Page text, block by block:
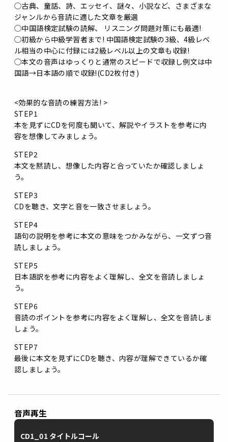
◯古典、童話、詩、エッセイ、謎々、小説など、さまざまな
ジャンルから音読に適した文章を厳選
◯中国語検定試験の読解、 リスニング問題対策にも最適!
◯初級から中級学習者まで! 中国語検定試験の3級、4級レベ
ル相当の中心に付録には2級レベル以上の文章も収録!
◯本文の音声はゆっくりと通常のスピードで収録し例文は中
国語→日本語の順で収録!(CD2枚付き)
<効果的な音読の練習方法! >
STEP1
本を見ずにCDを何度も聞いて、解説やイラストを参考に内
容を想像してみましょう。
STEP2
本文を黙読し、想像した内容と合っていたか確認しましょ
う。
STEP3
CDを聴き、文字と音を一致させましょう。
STEP4
語句の説明を参考に本文の意味をつかみながら、一文ずつ音
読しましょう。
STEP5
日本語訳を参考に内容をよく理解し、全文を音読しましょ
う。
STEP6
音読のポイントを参考に内容をよく理解し、全文を音読しま
しょう。
STEP7
最後に本文を見ずにCDを聴き、内容が理解できているか確
認しましょう。
音声再生
CD1_01 タイトルコール